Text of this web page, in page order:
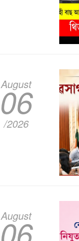
August
06
/2026
August